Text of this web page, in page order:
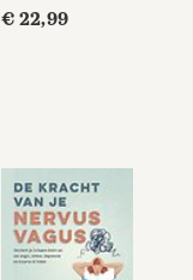
€ 22,99